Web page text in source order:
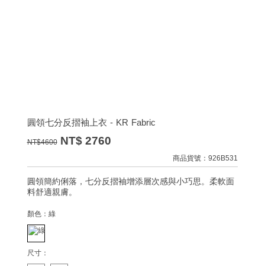
圓領七分反摺袖上衣 - KR Fabric
NT$4600 NT$ 2760
商品貨號：926B531
圓領簡約俐落，七分反摺袖增添層次感與小巧思。柔軟面
料舒適親膚。
顏色： 綠
尺寸：